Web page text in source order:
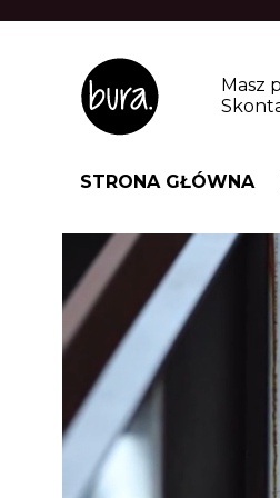
Masz
STRONA GŁÓWNA